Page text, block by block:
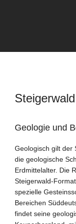
Steigerwald
Geologie und
Geologisch gilt der
die geologische
Erdmittelalter. Die
Steigerwald-
spezielle
Bereichen
findet seine